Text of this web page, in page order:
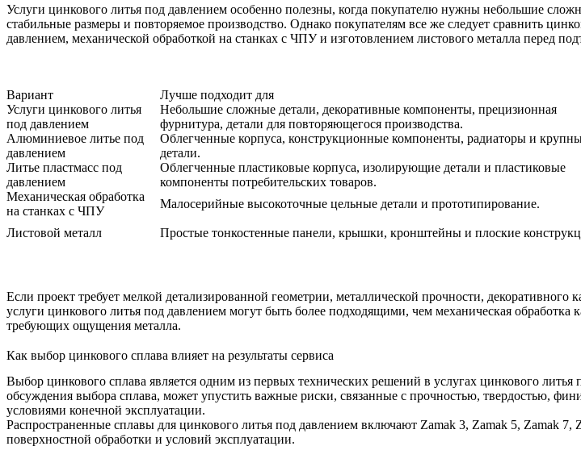
Услуги цинкового литья под давлением особенно полезны, когда покупателю нужны небольшие
стабильные размеры и повторяемое производство. Однако покупателям все же следует сравнить
давлением, механической обработкой на станках с ЧПУ и изготовлением листового металла перед
Вариант Лучше подходит для
Услуги цинкового литья
под давлением
Небольшие сложные детали, декоративные компоненты, прецизионная
фурнитура, детали для повторяющегося производства.
Алюминиевое литье под
давлением
Облегченные корпуса, конструкционные компоненты, радиаторы и
детали.
Литье пластмасс под
давлением
Облегченные пластиковые корпуса, изолирующие детали и пластиковые
компоненты потребительских товаров.
Механическая обработка
на станках с ЧПУ
Малосерийные высокоточные цельные детали и прототипирование.
Листовой металл
Простые тонкостенные панели, крышки, кронштейны и плоские
Если проект требует мелкой детализированной геометрии, металлической прочности,
услуги цинкового литья под давлением могут быть более подходящими, чем механическая обработка
требующих ощущения металла.
Как выбор цинкового сплава влияет на результаты сервиса
Выбор цинкового сплава является одним из первых технических решений в услугах цинкового
обсуждения выбора сплава, может упустить важные риски, связанные с прочностью, твердостью,
условиями конечной эксплуатации.
Распространенные сплавы для цинкового литья под давлением включают Zamak 3, Zamak 5, Zamak 7,
поверхностной обработки и условий эксплуатации.